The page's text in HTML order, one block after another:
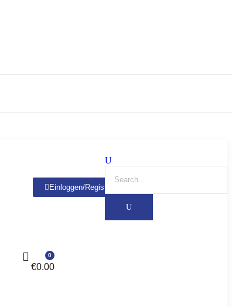
Einloggen/Registrieren
0
€0.00